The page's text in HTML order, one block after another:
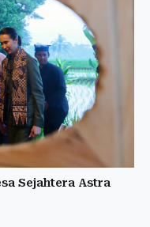
Sejahtera Astra